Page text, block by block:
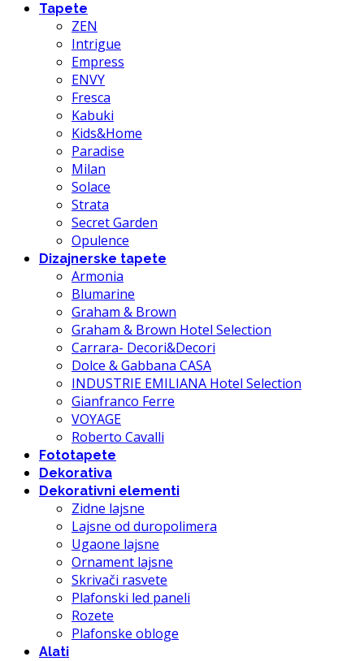
Tapete
ZEN
Intrigue
Empress
ENVY
Fresca
Kabuki
Kids&Home
Paradise
Milan
Solace
Strata
Secret Garden
Opulence
Dizajnerske tapete
Armonia
Blumarine
Graham & Brown
Graham & Brown Hotel Selection
Carrara- Decori&Decori
Dolce & Gabbana CASA
INDUSTRIE EMILIANA Hotel Selection
Gianfranco Ferre
VOYAGE
Roberto Cavalli
Fototapete
Dekorativa
Dekorativni elementi
Zidne lajsne
Lajsne od duropolimera
Ugaone lajsne
Ornament lajsne
Skrivači rasvete
Plafonski led paneli
Rozete
Plafonske obloge
Alati